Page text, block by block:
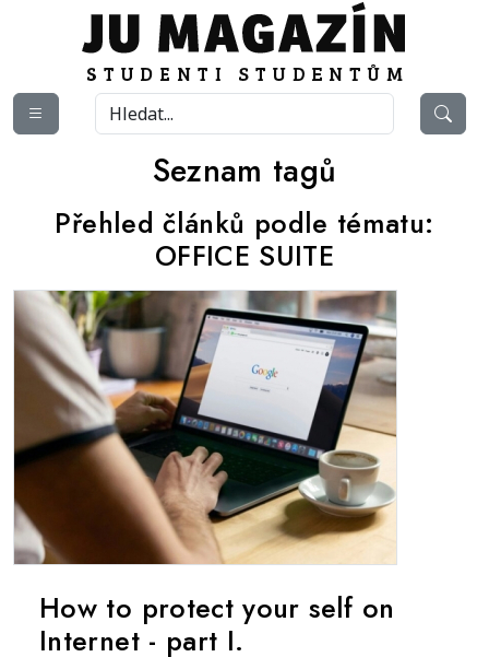
Seznam tagů
Přehled článků podle tématu:
OFFICE SUITE
How to protect your self on
Internet - part I.